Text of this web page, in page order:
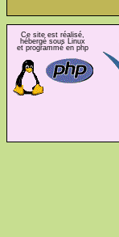
Ce site est réalisé,
hébergé sous Linux
et programmé en php